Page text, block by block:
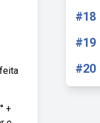
+
#18
#19
#20